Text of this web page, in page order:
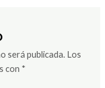
será publicada. Los
con *